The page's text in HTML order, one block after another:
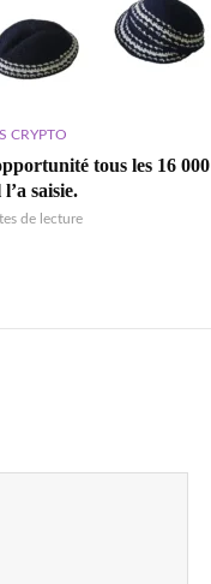
CRYPTO
tous les 16 000
saisie.
de lecture